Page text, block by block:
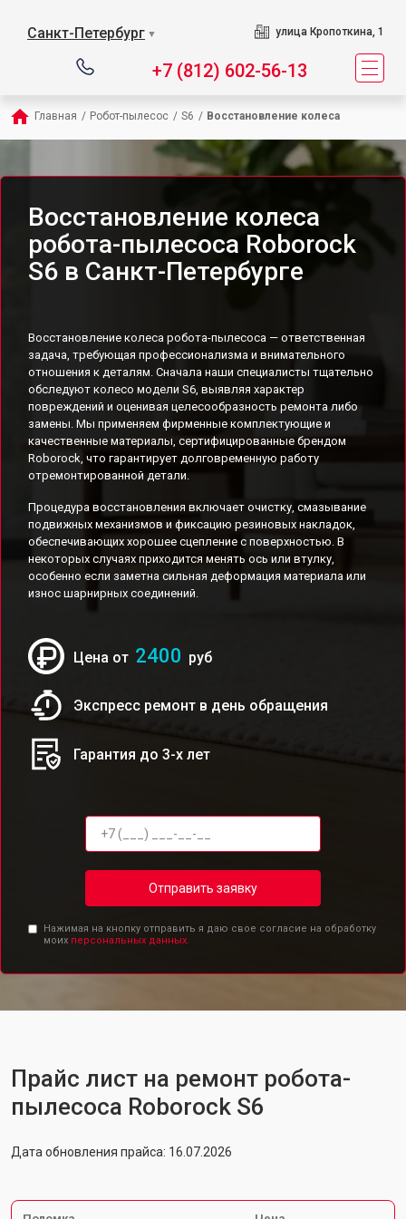
Санкт-Петербург ▼ улица Кропоткина, 1
+7 (812) 602-56-13
Главная / Робот-пылесос / S6 / Восстановление колеса
Восстановление колеса
робота-пылесоса Roborock
S6 в Санкт-Петербурге
Восстановление колеса робота-пылесоса — ответственная
задача, требующая профессионализма и внимательного
отношения к деталям. Сначала наши специалисты тщательно
обследуют колесо модели S6, выявляя характер
повреждений и оценивая целесообразность ремонта либо
замены. Мы применяем фирменные комплектующие и
качественные материалы, сертифицированные брендом
Roborock, что гарантирует долговременную работу
отремонтированной детали.
Процедура восстановления включает очистку, смазывание
подвижных механизмов и фиксацию резиновых накладок,
обеспечивающих хорошее сцепление с поверхностью. В
некоторых случаях приходится менять ось или втулку,
особенно если заметна сильная деформация материала или
износ шарнирных соединений.
Цена от 2400 руб
Экспресс ремонт в день обращения
Гарантия до 3-х лет
Отправить заявку
Нажимая на кнопку отправить я даю свое согласие на обработку
моих персональных данных.
Прайс лист на ремонт робота-
пылесоса Roborock S6
Дата обновления прайса: 16.07.2026